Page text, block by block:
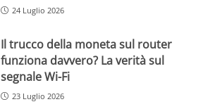
24 Luglio 2026
Il trucco della moneta sul router
funziona davvero? La verità sul
segnale Wi-Fi
23 Luglio 2026